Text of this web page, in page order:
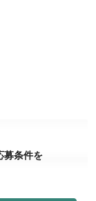
募条件を